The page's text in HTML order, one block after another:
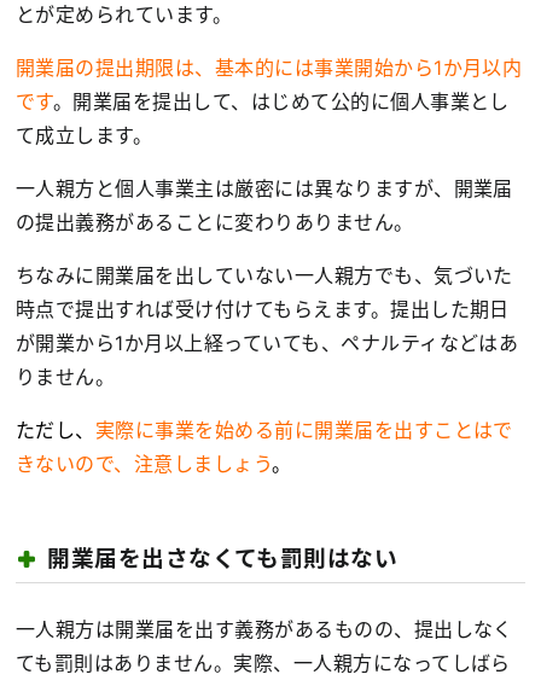
とが定められています。
開業届の提出期限は、基本的には事業開始から1か月以内
です。開業届を提出して、はじめて公的に個人事業とし
て成立します。
一人親方と個人事業主は厳密には異なりますが、開業届
の提出義務があることに変わりありません。
ちなみに開業届を出していない一人親方でも、気づいた
時点で提出すれば受け付けてもらえます。提出した期日
が開業から1か月以上経っていても、ペナルティなどはあ
りません。
ただし、 実際に事業を始める前に開業届を出すことはで
きないので、注意しましょう。
開業届を出さなくても罰則はない
一人親方は開業届を出す義務があるものの、提出しなく
ても罰則はありません。実際、一人親方になってしばら